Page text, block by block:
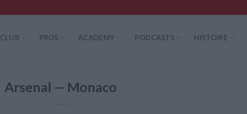
CLUB PROS ACADEMY PODCASTS HISTOIRE
Arsenal — Monaco